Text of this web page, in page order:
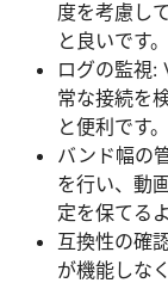
度を考慮し
と良いです
ログの監視:
常な接続を
と便利です。
バンド幅の
を行い、動
定を保てる
互換性の確
が機能しな